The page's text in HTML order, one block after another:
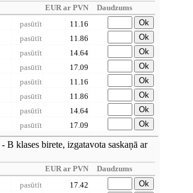
EUR ar PVN
Daudzums
pasūtīt 11.16
Ok
pasūtīt 11.86
Ok
pasūtīt 14.64
Ok
pasūtīt 17.09
Ok
pasūtīt 11.16
Ok
pasūtīt 11.86
Ok
pasūtīt 14.64
Ok
pasūtīt 17.09 Ok
- B klases birete, izgatavota saskaņā ar
EUR ar PVN
Daudzums
pasūtīt 17.42
Ok